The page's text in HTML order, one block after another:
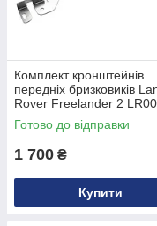
Комплект кронштейнів
передніх бризковиків
Rover Freelander 2
Готово до відправки
1 700 ₴
Купити